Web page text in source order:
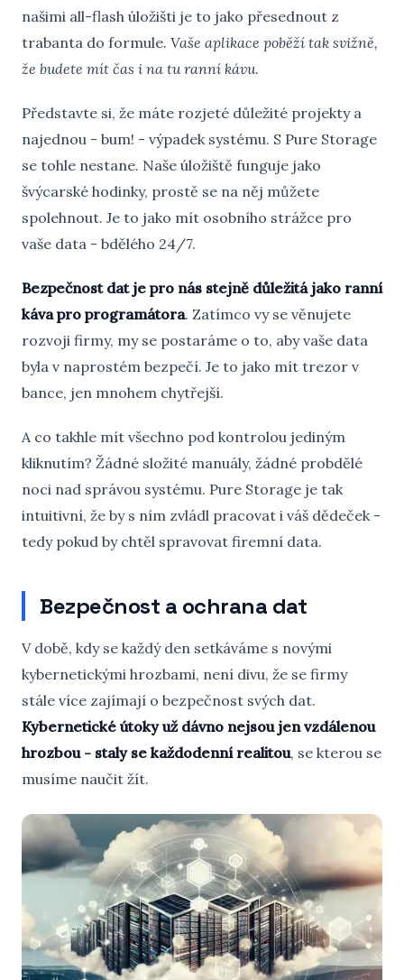
našimi all-flash úložišti je to jako přesednout z
trabanta do formule. Vaše aplikace poběží tak svižně,
že budete mít čas i na tu ranní kávu.
Představte si, že máte rozjeté důležité projekty a
najednou - bum! - výpadek systému. S Pure Storage
se tohle nestane. Naše úložiště funguje jako
švýcarské hodinky, prostě se na něj můžete
spolehnout. Je to jako mít osobního strážce pro
vaše data - bdělého 24/7.
Bezpečnost dat je pro nás stejně důležitá jako ranní
káva pro programátora. Zatímco vy se věnujete
rozvoji firmy, my se postaráme o to, aby vaše data
byla v naprostém bezpečí. Je to jako mít trezor v
bance, jen mnohem chytřejší.
A co takhle mít všechno pod kontrolou jediným
kliknutím? Žádné složité manuály, žádné probdělé
noci nad správou systému. Pure Storage je tak
intuitivní, že by s ním zvládl pracovat i váš dědeček -
tedy pokud by chtěl spravovat firemní data.
Bezpečnost a ochrana dat
V době, kdy se každý den setkáváme s novými
kybernetickými hrozbami, není divu, že se firmy
stále více zajímají o bezpečnost svých dat.
Kybernetické útoky už dávno nejsou jen vzdálenou
hrozbou - staly se každodenní realitou, se kterou se
musíme naučit žít.